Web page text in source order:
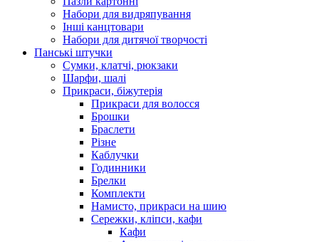
Набори для видряпування
Інші канцтовари
Набори для дитячої творчості
Панські штучки
Сумки, клатчі, рюкзаки
Шарфи, шалі
Прикраси, біжутерія
Прикраси для волосся
Брошки
Браслети
Різне
Каблучки
Годинники
Брелки
Комплекти
Намисто, прикраси на шию
Сережки, кліпси, кафи
Кафи